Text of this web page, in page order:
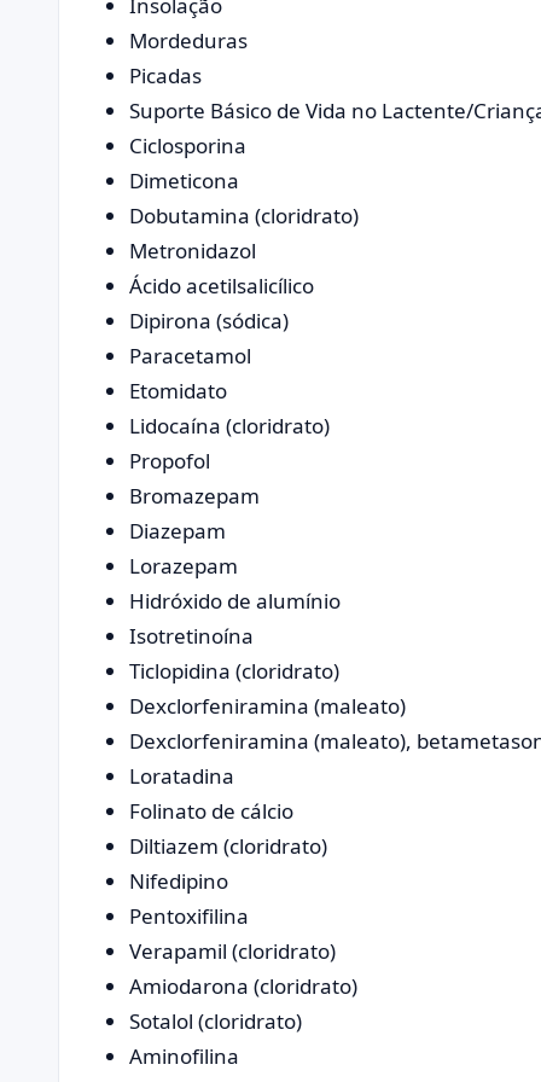
Mordeduras
Picadas
Suporte Básico de Vida no Lactente/
Ciclosporina
Dimeticona
Dobutamina (cloridrato)
Metronidazol
Ácido acetilsalicílico
Dipirona (sódica)
Paracetamol
Etomidato
Lidocaína (cloridrato)
Propofol
Bromazepam
Diazepam
Lorazepam
Hidróxido de alumínio
Isotretinoína
Ticlopidina (cloridrato)
Dexclorfeniramina (maleato)
Dexclorfeniramina (maleato),
Loratadina
Folinato de cálcio
Diltiazem (cloridrato)
Nifedipino
Pentoxifilina
Verapamil (cloridrato)
Amiodarona (cloridrato)
Sotalol (cloridrato)
Aminofilina